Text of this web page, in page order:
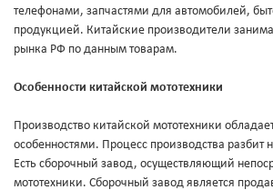
телефонами, запчастями для автомобилей,
продукцией. Китайские производители
рынка РФ по данным товарам.
Особенности китайской мототехники
Производство китайской мототехники
особенностями. Процесс производства разбит
Есть сборочный завод, осуществляющий
мототехники. Сборочный завод является